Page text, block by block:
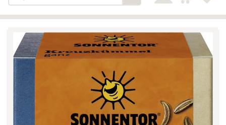
Bäckerei-Konditorei-Café
Biohof Öllinger Detail
Fleischerei Hüthmayr
Detail
Kuglbauer - Familie Bischof
La Toscana Anita Wolf e.U. Detail